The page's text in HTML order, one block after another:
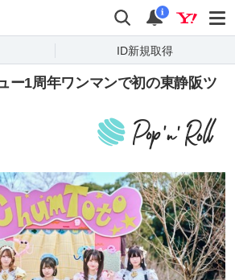
検索 通知
i
ID新規取得
ー1周年ワンマンで初の東静阪ツ